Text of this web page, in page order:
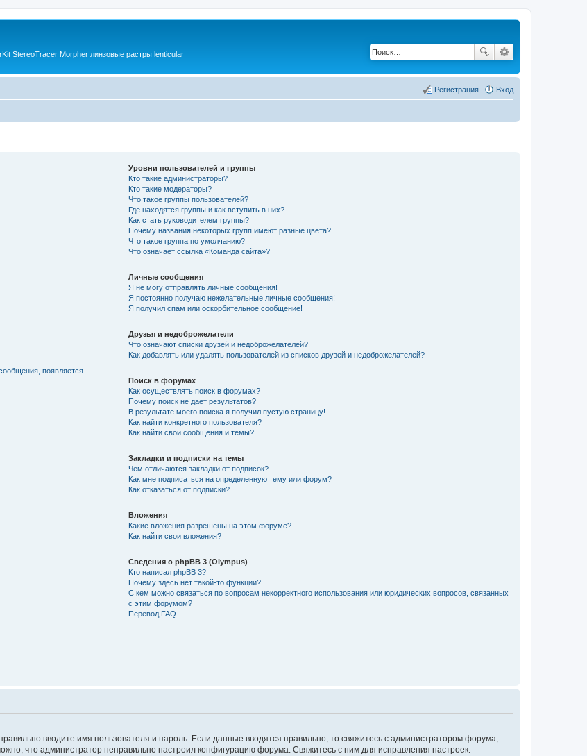
StereoTracer Morpher линзовые растры lenticular
Вход
Регистрация
появляется
Уровни пользователей и группы
Кто такие администраторы?
Кто такие модераторы?
Что такое группы пользователей?
Где находятся группы и как вступить в них?
Как стать руководителем группы?
Почему названия некоторых групп имеют разные цвета?
Что такое группа по умолчанию?
Что означает ссылка «Команда сайта»?
Личные сообщения
Я не могу отправлять личные сообщения!
Я постоянно получаю нежелательные личные сообщения!
Я получил спам или оскорбительное сообщение!
Друзья и недоброжелатели
Что означают списки друзей и недоброжелателей?
Как добавлять или удалять пользователей из списков друзей и недоброжелателей?
Поиск в форумах
Как осуществлять поиск в форумах?
Почему поиск не дает результатов?
В результате моего поиска я получил пустую страницу!
Как найти конкретного пользователя?
Как найти свои сообщения и темы?
Закладки и подписки на темы
Чем отличаются закладки от подписок?
Как мне подписаться на определенную тему или форум?
Как отказаться от подписки?
Вложения
Какие вложения разрешены на этом форуме?
Как найти свои вложения?
Сведения о phpBB 3 (Olympus)
Кто написал phpBB 3?
Почему здесь нет такой-то функции?
С кем можно связаться по вопросам некорректного использования или юридических вопросов, связанных
с этим форумом?
Перевод FAQ
вводите имя пользователя и пароль. Если данные вводятся правильно, то свяжитесь с администратором форума,
что администратор неправильно настроил конфигурацию форума. Свяжитесь с ним для исправления настроек.